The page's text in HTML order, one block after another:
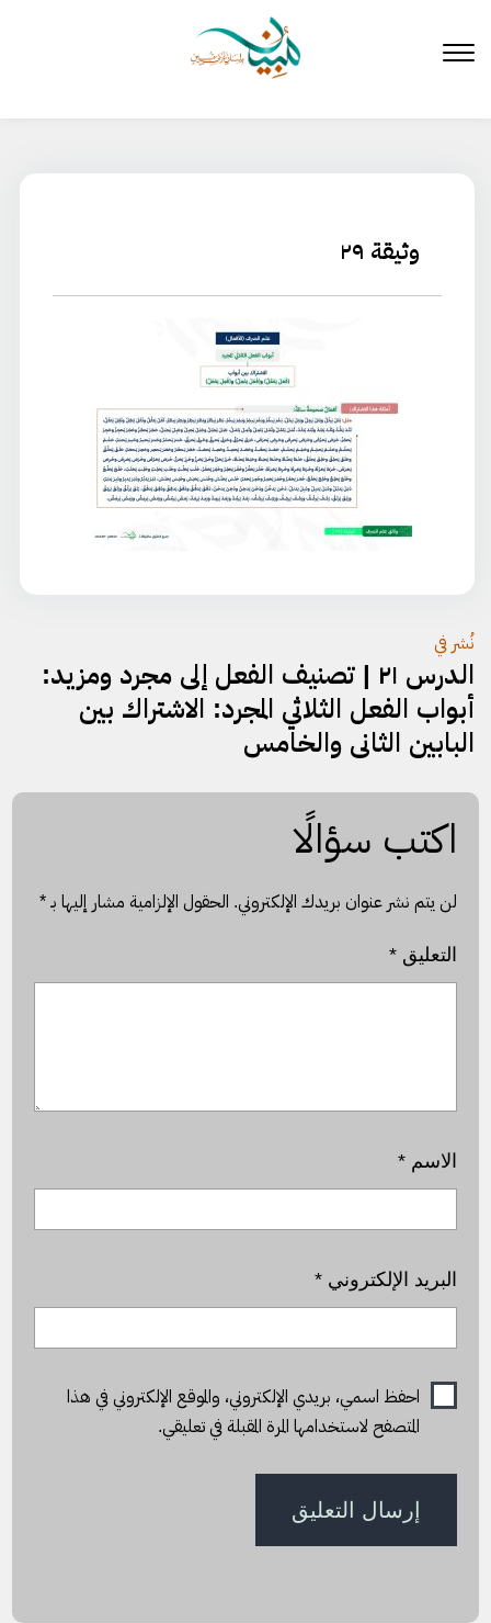
المحتوى
وثيقة ٢٩
تصفّح
المقالات
نُشر في
الدرس ٢١ | تصنيف الفعل إلى مجرد ومزيد:
أبواب الفعل الثلاثي المجرد: الاشتراك بين
البابين الثاني والخامس
اكتب سؤالًا
لن يتم نشر عنوان بريدك الإلكتروني. الحقول الإلزامية مشار إليها بـ*
التعليق*
الاسم*
البريد الإلكتروني*
احفظ اسمي، بريدي الإلكتروني، والموقع الإلكتروني في هذا
المتصفح لاستخدامها المرة المقبلة في تعليقي.